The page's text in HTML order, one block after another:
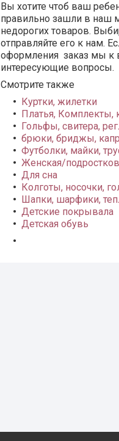
Вы хотите чтоб ваш
правильно зашли в наш
недорогих товаров.
отправляйте его к нам.
оформления заказ мы к
интересующие вопросы.
Смотрите также
Куртки, жилетки
Платья, Комплекты,
Гольфы, свитера,
брюки, бриджы,
Футболки, майки,
Женская/
Для сна
Колготы, носочки,
Шапки, шарфики,
Детские покрывала
Детская обувь